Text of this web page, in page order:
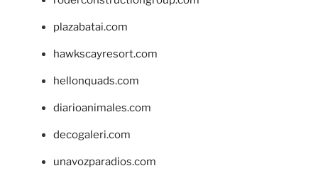
plazabatai.com
hawkscayresort.com
hellonquads.com
diarioanimales.com
decogaleri.com
unavozparadios.com